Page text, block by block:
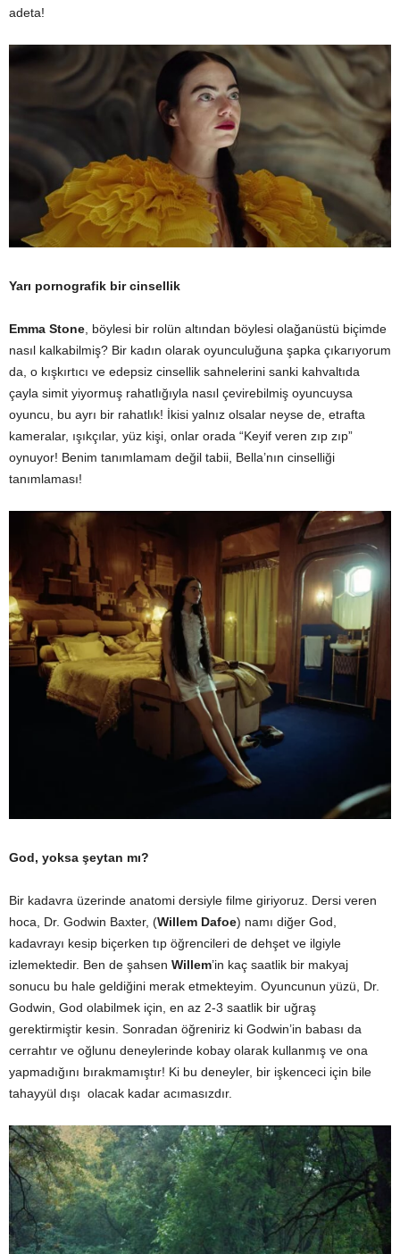
adeta!
Yarı pornografik bir cinsellik
Emma Stone , böylesi bir rolün altından böylesi olağanüstü biçimde
nasıl kalkabilmiş? Bir kadın olarak oyunculuğuna şapka çıkarıyorum
da, o kışkırtıcı ve edepsiz cinsellik sahnelerini sanki kahvaltıda
çayla simit yiyormuş rahatlığıyla nasıl çevirebilmiş oyuncuysa
oyuncu, bu ayrı bir rahatlık! İkisi yalnız olsalar neyse de, etrafta
kameralar, ışıkçılar, yüz kişi, onlar orada “Keyif veren zıp zıp”
oynuyor! Benim tanımlamam değil tabii, Bella’nın cinselliği
tanımlaması!
God, yoksa şeytan mı?
Bir kadavra üzerinde anatomi dersiyle filme giriyoruz. Dersi veren
hoca, Dr. Godwin Baxter, (Willem Dafoe) namı diğer God,
kadavrayı kesip biçerken tıp öğrencileri de dehşet ve ilgiyle
izlemektedir. Ben de şahsen Willem’in kaç saatlik bir makyaj
sonucu bu hale geldiğini merak etmekteyim. Oyuncunun yüzü, Dr.
Godwin, God olabilmek için, en az 2-3 saatlik bir uğraş
gerektirmiştir kesin. Sonradan öğreniriz ki Godwin’in babası da
cerrahtır ve oğlunu deneylerinde kobay olarak kullanmış ve ona
yapmadığını bırakmamıştır! Ki bu deneyler, bir işkenceci için bile
tahayyül dışı olacak kadar acımasızdır.